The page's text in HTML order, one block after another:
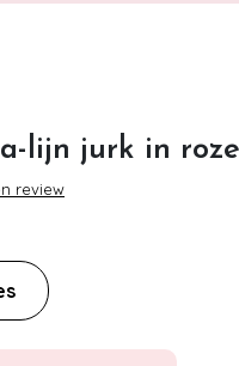
lijn jurk in
review